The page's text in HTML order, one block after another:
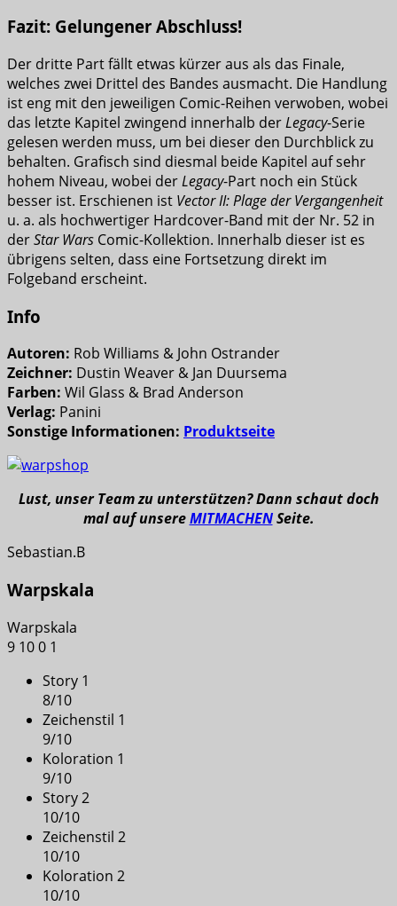
Fazit: Gelungener Abschluss!
Der dritte Part fällt etwas kürzer aus als das Finale,
welches zwei Drittel des Bandes ausmacht. Die Handlung
ist eng mit den jeweiligen Comic-Reihen verwoben, wobei
das letzte Kapitel zwingend innerhalb derLegacy-Serie
gelesen werden muss, um bei dieser den Durchblick zu
behalten. Grafisch sind diesmal beide Kapitel auf sehr
hohem Niveau, wobei derLegacy-Part noch ein Stück
besser ist. Erschienen ist Vector II: Plage der Vergangenheit
u. a. als hochwertiger Hardcover-Band mit der Nr. 52 in
derStar Wars Comic-Kollektion. Innerhalb dieser ist es
übrigens selten, dass eine Fortsetzung direkt im
Folgeband erscheint.
Info
Autoren: Rob Williams & John Ostrander
Zeichner: Dustin Weaver & Jan Duursema
Farben: Wil Glass & Brad Anderson
Verlag: Panini
Sonstige Informationen: Produktseite
Lust, unser Team zu unterstützen? Dann schaut doch
mal auf unsereMITMACHENSeite.
Sebastian.B
Warpskala
Warpskala
9 100 1
Story 1
8/10
Zeichenstil 1
9/10
Koloration 1
9/10
Story 2
10/10
Zeichenstil 2
10/10
Koloration 2
10/10